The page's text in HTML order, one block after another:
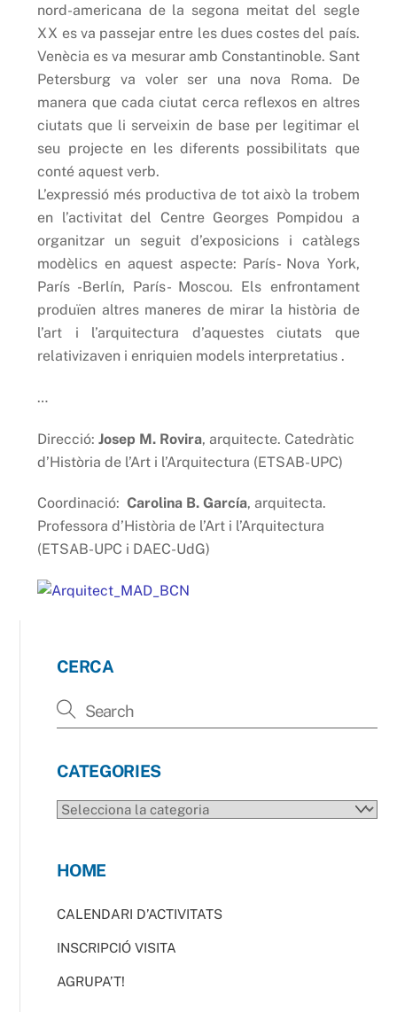
nord-americana de la segona meitat del segle
XX es va passejar entre les dues costes del país.
Venècia es va mesurar amb Constantinoble. Sant
Petersburg va voler ser una nova Roma. De
manera que cada ciutat cerca reflexos en altres
ciutats que li serveixin de base per legitimar el
seu projecte en les diferents possibilitats que
conté aquest verb.
L’expressió més productiva de tot això la trobem
en l’activitat del Centre Georges Pompidou a
organitzar un seguit d’exposicions i catàlegs
modèlics en aquest aspecte: París- Nova York,
París -Berlín, París- Moscou. Els enfrontament
produïen altres maneres de mirar la història de
l’art i l’arquitectura d’aquestes ciutats que
relativizaven i enriquien models interpretatius .
…
Direcció:Josep M. Rovira, arquitecte. Catedràtic
d’Història de l’Art i l’Arquitectura (ETSAB-UPC)
Coordinació:Carolina B. García, arquitecta.
Professora d’Història de l’Art i l’Arquitectura
(ETSAB-UPC i DAEC-UdG)
CERCA
CATEGORIES
CATEGORIES
HOME
CALENDARI D’ACTIVITATS
INSCRIPCIÓ VISITA
AGRUPA’T!